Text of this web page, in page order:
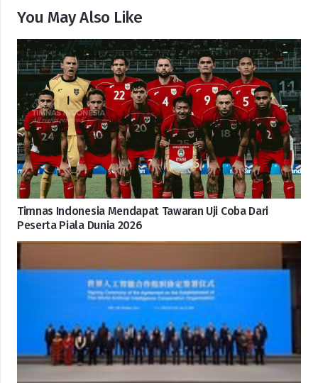
You May Also Like
Timnas Indonesia Mendapat Tawaran Uji Coba Dari
Peserta Piala Dunia 2026